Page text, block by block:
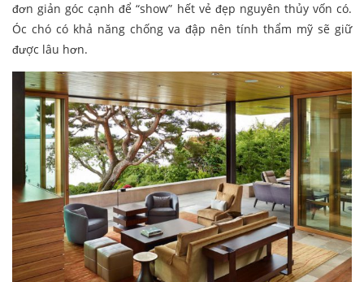
đơn giản góc cạnh để “show” hết vẻ đẹp nguyên thủy vốn có.
Óc chó có khả năng chống va đập nên tính thẩm mỹ sẽ giữ
được lâu hơn.